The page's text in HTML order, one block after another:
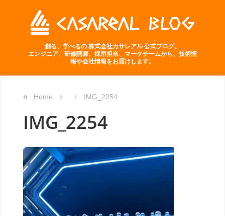
創る、学べるの 株式会社カサレアル 公式ブログ。
エンジニア、研修講師、採用担当、マーケチームから、技術情
報や会社情報をお届けします。
Home IMG_2254
IMG_2254